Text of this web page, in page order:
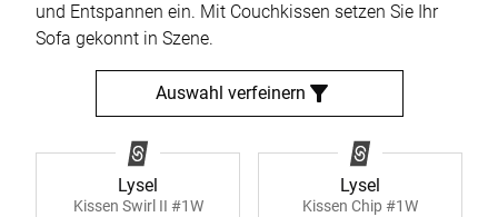
und Entspannen ein. Mit Couchkissen setzen Sie Ihr
Sofa gekonnt in Szene.
Auswahl verfeinern
Lysel
Kissen Swirl II #1W
Lysel
Kissen Chip #1W